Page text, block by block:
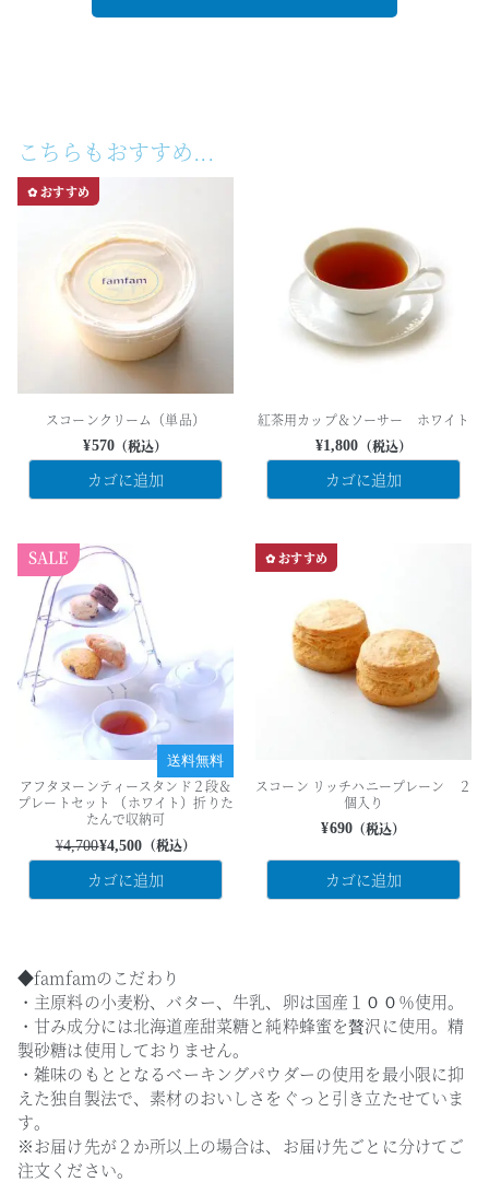
こちらもおすすめ...
✿ おすすめ
スコーンクリーム（単品）
¥570 （税込）
カゴに追加
紅茶用カップ＆ソーサー ホワイト
¥1,800 （税込）
カゴに追加
送料無料
アフタヌーンティースタンド２段＆
プレートセット （ホワイト）折りた
たんで収納可
¥4,700¥4,500 （税込）
カゴに追加
✿ おすすめ
スコーン リッチハニープレーン ２
個入り
¥690 （税込）
カゴに追加
◆famfamのこだわり
・主原料の小麦粉、バター、牛乳、卵は国産１００％使用。
・甘み成分には北海道産甜菜糖と純粋蜂蜜を贅沢に使用。精
製砂糖は使用しておりません。
・雑味のもととなるベーキングパウダーの使用を最小限に抑
えた独自製法で、素材のおいしさをぐっと引き立たせていま
す。
※お届け先が２か所以上の場合は、お届け先ごとに分けてご
注文ください。